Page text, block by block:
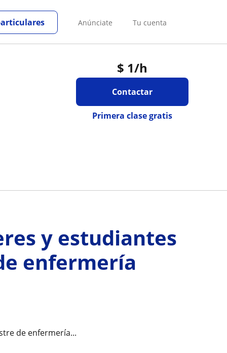
Anúnciate Tu cuenta
$ 1/h
Contactar
Primera clase gratis
y estudiantes
enfermería
de enfermería...